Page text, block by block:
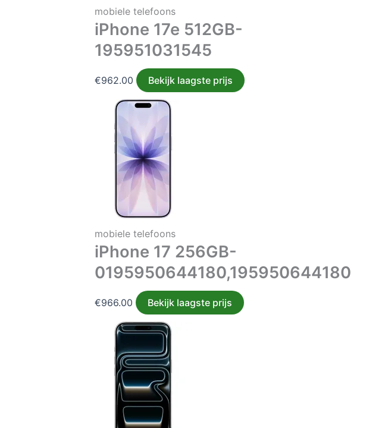
mobiele telefoons
iPhone 17e 512GB-
195951031545
€962.00 Bekijk laagste prijs
mobiele telefoons
iPhone 17 256GB-
0195950644180,195950644180
€966.00 Bekijk laagste prijs